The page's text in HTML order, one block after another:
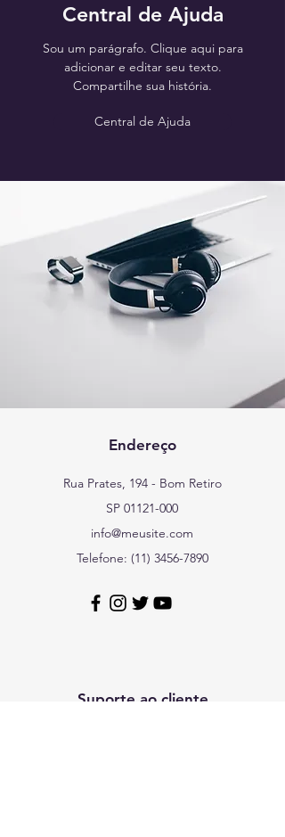
Central de Ajuda
Sou um parágrafo. Clique aqui para
adicionar e editar seu texto.
Compartilhe sua história.
Central de Ajuda
Endereço
Rua Prates, 194 - Bom Retiro
SP 01121-000
info@meusite.com
Telefone: (11) 3456-7890
Suporte ao cliente